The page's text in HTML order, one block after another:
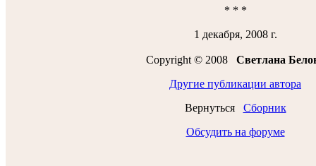
* * *
1 декабря, 2008 г.
Copyright © 2008 Светлана
Другие публикации автора
Вернуться Сборник
Обсудить на форуме